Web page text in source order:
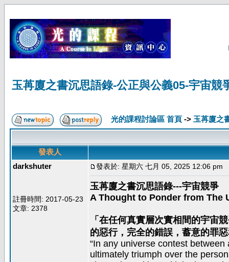
玉苒廈之書沉思語錄-公正與公義05-宇宙競
光的課程討論區 首頁 -> 玉苒廈之
發表人
darkshuter
註冊時間: 2017-05-23
文章: 2378
發表於: 星期六 七月 05, 2025 12:06 pm
玉苒廈之書沉思語錄---宇宙競爭
A Thought to Ponder from The
「在任何真實層次實相間的宇
的惡行，完全的錯誤，蓄意的罪
“In any universe contest
ultimately triumph over the